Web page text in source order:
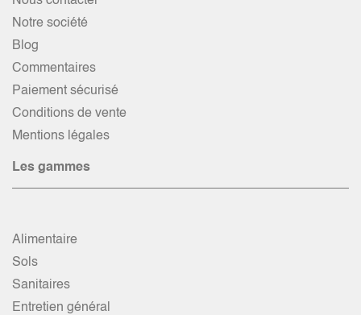
Notre société
Blog
Commentaires
Paiement sécurisé
Conditions de vente
Mentions légales
Les gammes
Alimentaire
Sols
Sanitaires
Entretien général